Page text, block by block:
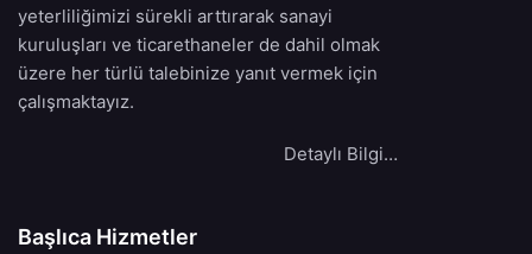
yeterliliğimizi sürekli arttırarak sanayi
kuruluşları ve ticarethaneler de dahil olmak
üzere her türlü talebinize yanıt vermek için
çalışmaktayız.
Detaylı Bilgi…
Başlıca Hizmetler